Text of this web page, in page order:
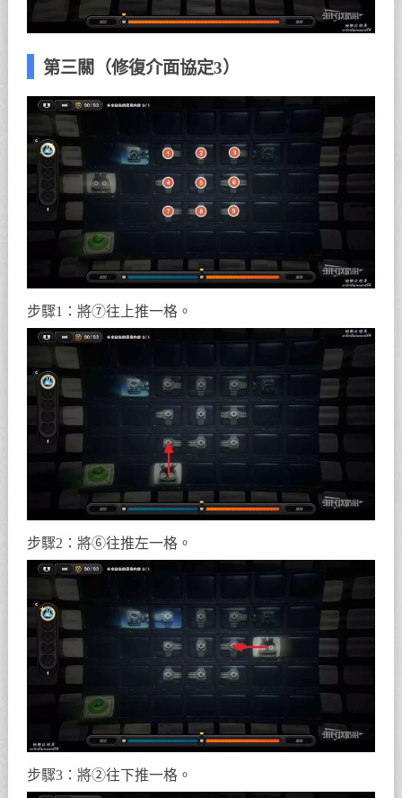
第三關（修復介面協定3）
步驟1：將⑦往上推一格。
步驟2：將⑥往推左一格。
步驟3：將②往下推一格。